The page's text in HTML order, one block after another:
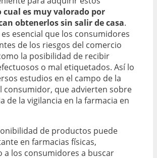
cual es muy valorado por
obtenerlos sin salir de casa.
esencial que los consumidores
de los riesgos del comercio
la posibilidad de recibir
o mal etiquetados. Así lo
estudios en el campo de la
consumidor, que advierten sobre
de la vigilancia en la farmacia en
de productos puede
en farmacias físicas,
a los consumidores a buscar